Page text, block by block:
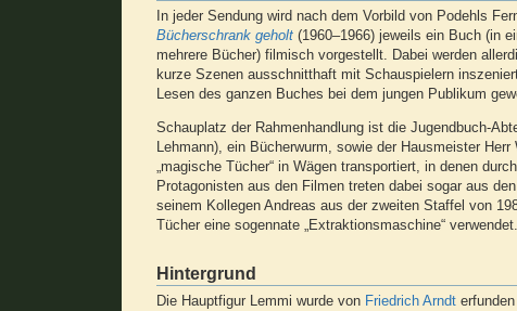
In jeder Sendung wird nach dem Vorbild von Podehls
Bücherschrank geholt (1960–1966) jeweils ein Buch (in
mehrere Bücher) filmisch vorgestellt. Dabei werden
kurze Szenen ausschnitthaft mit Schauspielern
Lesen des ganzen Buches bei dem jungen Publikum
Schauplatz der Rahmenhandlung ist die Jugendbuch-
Lehmann), ein Bücherwurm, sowie der Hausmeister
„magische Tücher“ in Wägen transportiert, in denen
Protagonisten aus den Filmen treten dabei sogar aus
seinem Kollegen Andreas aus der zweiten Staffel von
Tücher eine sogennate „Extraktionsmaschine“ verwendet.
Hintergrund
Die Hauptfigur Lemmi wurde von Friedrich Arndt